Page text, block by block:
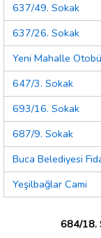
637/49. Sokak
637/26. Sokak
Yeni Mahalle
647/3. Sokak
693/16. Sokak
687/9. Sokak
Buca Belediyesi
Yeşilbağlar Cami
684/18.